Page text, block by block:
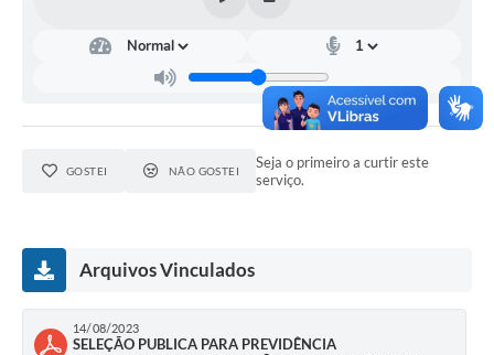
SELEÇÃO PÚBLICA PARA PREVIDÊNCIA COMPLEMENTAR
GOSTEI NÃO GOSTEI
Seja o primeiro a curtir este
serviço.
Arquivos Vinculados
14/08/2023
SELEÇÃO PUBLICA PARA PREVIDÊNCIA